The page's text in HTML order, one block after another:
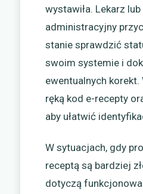
wystawiła. Lekarz
administracyjny
stanie sprawdzić
swoim systemie i
ewentualnych
ręką kod e-recepty
aby ułatwić
W sytuacjach, gdy
receptą są bardziej
dotyczą